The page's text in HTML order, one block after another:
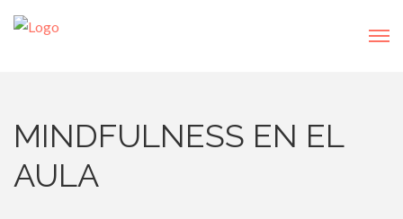
MINDFULNESS EN EL
AULA